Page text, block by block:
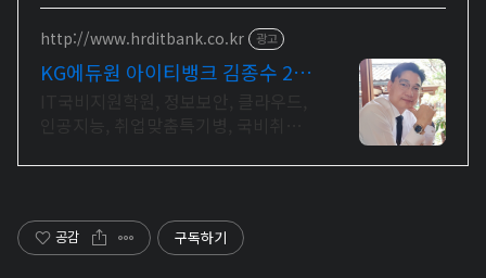
http://www.hrditbank.co.kr 광고
KG에듀원 아이티뱅크 김종수 27
공감 구독하기